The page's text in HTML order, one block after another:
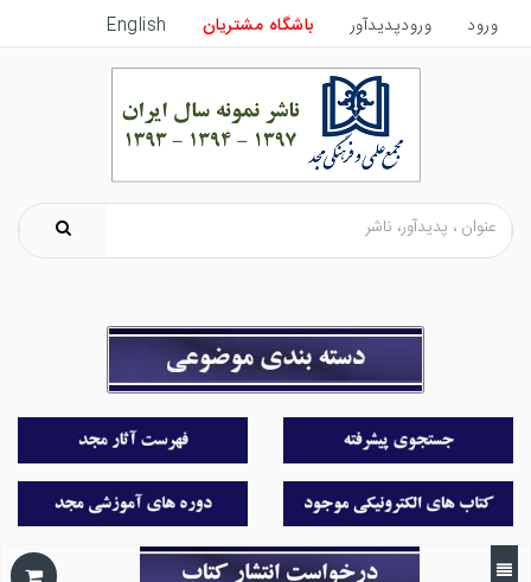
ورود ورودپدیدآور باشگاه مشتریان English